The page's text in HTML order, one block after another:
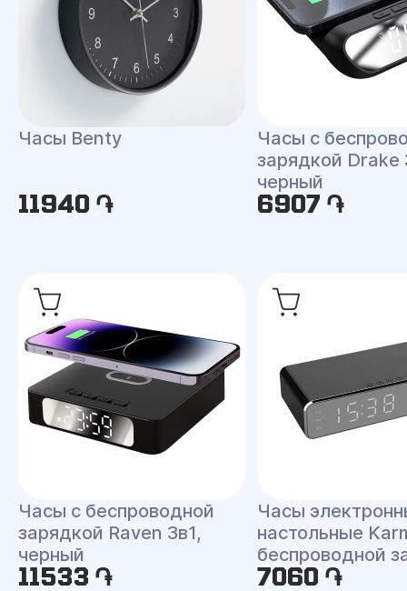
Часы Benty
11940 ֏
Часы с
зарядкой Drake
черный
6907 ֏
Часы с беспроводной
зарядкой Raven 3в1,
черный
11533 ֏
Часы
настольные
беспроводной
7060 ֏